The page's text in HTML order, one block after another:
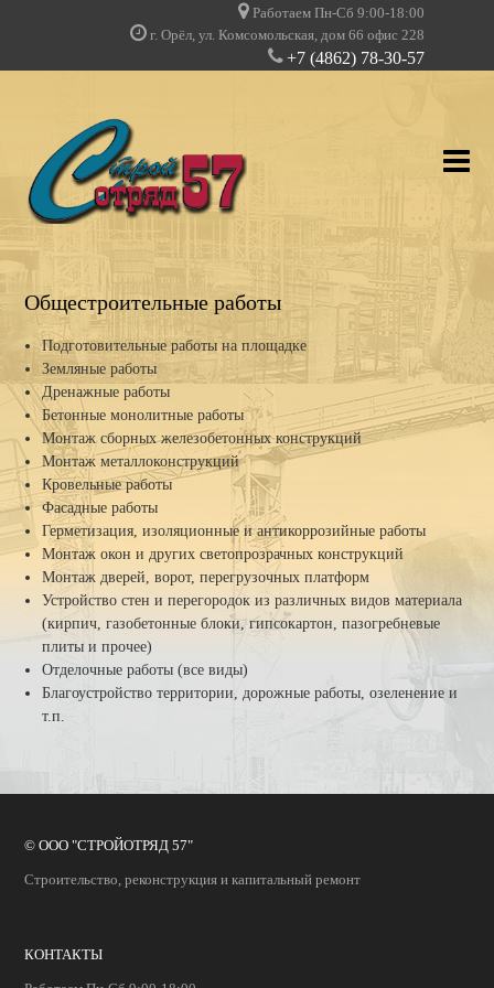
Работаем Пн-Сб 9:00-18:00
г. Орёл, ул. Комсомольская, дом 66 офис 228
+7 (4862) 78-30-57
О КОМПАНИИ
УСЛУГИ
НАШИ ПРОЕКТЫ
ДОПУСКИ И ЛИЦЕНЗИИ
КЛИЕНТЫ О НАС
КОНТАКТЫ
Общестроительные работы
Подготовительные работы на площадке
Земляные работы
Дренажные работы
Бетонные монолитные работы
Монтаж сборных железобетонных конструкций
Монтаж металлоконструкций
Кровельные работы
Фасадные работы
Герметизация, изоляционные и антикоррозийные работы
Монтаж окон и других светопрозрачных конструкций
Монтаж дверей, ворот, перегрузочных платформ
Устройство стен и перегородок из различных видов материала
(кирпич, газобетонные блоки, гипсокартон, пазогребневые
плиты и прочее)
Отделочные работы (все виды)
Благоустройство территории, дорожные работы, озеленение и
т.п.
© ООО "СТРОЙОТРЯД 57"
Строительство, реконструкция и капитальный ремонт
КОНТАКТЫ